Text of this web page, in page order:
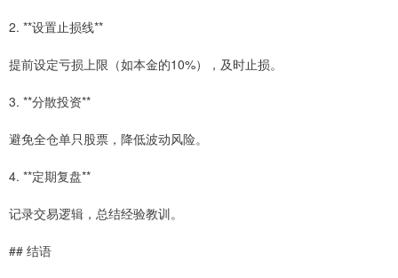
2. **设置止损线**
提前设定亏损上限（如本金的10%），及时止损。
3. **分散投资**
避免全仓单只股票，降低波动风险。
4. **定期复盘**
记录交易逻辑，总结经验教训。
## 结语